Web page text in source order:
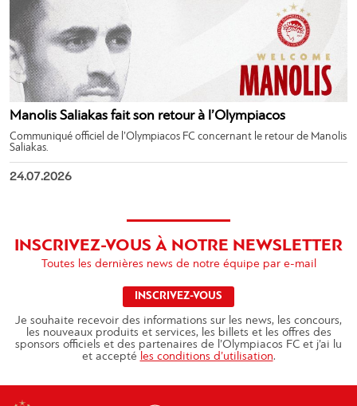
Manolis Saliakas fait son retour à l’Olympiacos
Communiqué officiel de l’Olympiacos FC concernant le retour de Manolis
Saliakas.
24.07.2026
INSCRIVEZ-VOUS À NOTRE NEWSLETTER
Toutes les dernières news de notre équipe par e-mail
INSCRIVEZ-VOUS
Je souhaite recevoir des informations sur les news, les concours,
les nouveaux produits et services, les billets et les offres des
sponsors officiels et des partenaires de l’Olympiacos FC et j’ai lu
et accepté les conditions d’utilisation.